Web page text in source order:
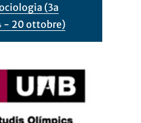
(3a
- 20 ottobre)